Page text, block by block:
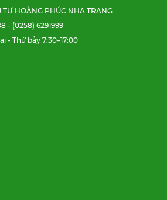
HOÀNG PHÚC NHA TRANG
- (0258) 6291999
- Thứ bảy 7:30–17:00